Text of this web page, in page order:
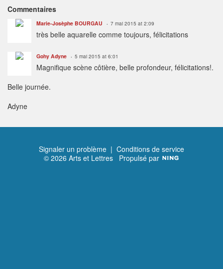
Commentaires
Marie-Josèphe BOURGAU 7 mai 2015 at 2:09
très belle aquarelle comme toujours, félicitations
Gohy Adyne 5 mai 2015 at 6:01
Magnifique scène côtière, belle profondeur, félicitations!.
Belle journée.
Adyne
Signaler un problème | Conditions de service
© 2026 Arts et Lettres Propulsé par